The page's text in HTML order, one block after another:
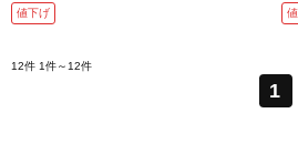
値下げ
12件 1件～12件
1